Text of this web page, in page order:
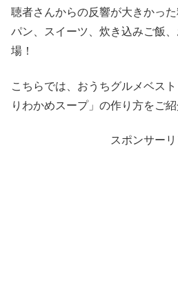
聴者さんからの反響が大きかっ
パン、スイーツ、炊き込みご飯
場！
こちらでは、おうちグルメベス
りわかめスープ」の作り方をご紹
スポンサーリ